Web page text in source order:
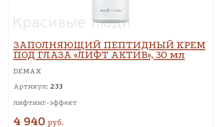
ЗАПОЛНЯЮЩИЙ ПЕПТИДНЫЙ КРЕМ
ПОД ГЛАЗА «ЛИФТ АКТИВ», 30 мл
DEMAX
Артикул: 233
лифтинг-эффект
4 940 руб.